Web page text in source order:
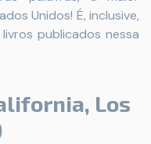
Unidos! É, inclusive,
publicados nessa
Los